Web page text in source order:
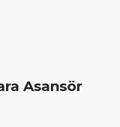
Asansör